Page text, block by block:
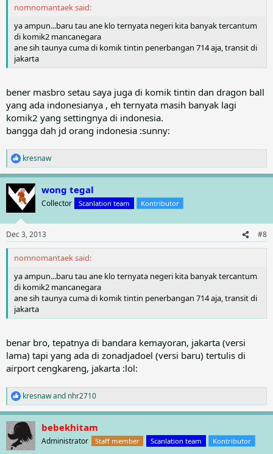
nomnomantaek said:
ya ampun...baru tau ane klo ternyata negeri kita banyak tercantum
di komik2 mancanegara
ane sih taunya cuma di komik tintin penerbangan 714 aja, transit di
jakarta
bener masbro setau saya juga di komik tintin dan dragon ball
yang ada indonesianya , eh ternyata masih banyak lagi
komik2 yang settingnya di indonesia.
bangga dah jd orang indonesia :sunny:
R
e
a
c
t
i
n
s
:
kresnaw
wong tegal
Collector Scanlation team Kontributor
Dec 3, 2013 #8
nomnomantaek said:
ya ampun...baru tau ane klo ternyata negeri kita banyak tercantum
di komik2 mancanegara
ane sih taunya cuma di komik tintin penerbangan 714 aja, transit di
jakarta
benar bro, tepatnya di bandara kemayoran, jakarta (versi
lama) tapi yang ada di zonadjadoel (versi baru) tertulis di
airport cengkareng, jakarta :lol:
R
e
a
c
t
i
kresnawand nhr2710
bebekhitam
Administrator Staff member Scanlation team Kontributor